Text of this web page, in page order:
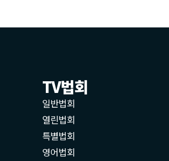
TV법회
일반법회
열린법회
특별법회
영어법회